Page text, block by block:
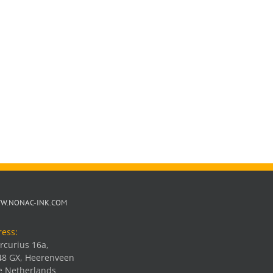
INK.COM
16a,
GX, Heerenveen
Netherlands